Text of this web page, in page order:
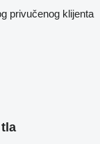
privučenog klijenta